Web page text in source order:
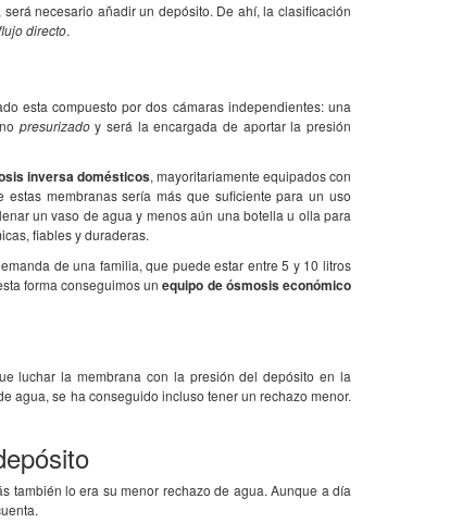
necesario añadir un depósito. De ahí, la clasificación
directo.
esta compuesto por dos cámaras independientes: una
presurizadoy será la encargada de aportar la presión
inversa domésticos, mayoritariamente equipados con
membranas sería más que suficiente para un uso
un vaso de agua y menos aún una botella u olla para
fiables y duraderas.
de una familia, que puede estar entre 5 y 10 litros
forma conseguimos unequipo de ósmosis económico
luchar la membrana con la presión del depósito en la
agua, se ha conseguido incluso tener un rechazo menor.
también lo era su menor rechazo de agua. Aunque a día